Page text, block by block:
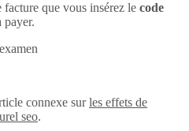
facture que vous insérez le code
payer.
connexe surles effets de
seo.